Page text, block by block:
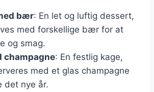
bær: En let og luftig dessert,
med forskellige bær for at
og smag.
champagne: En festlig kage,
med et glas champagne
det nye år.